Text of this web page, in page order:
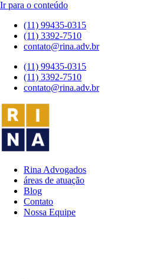
Ir para o conteúdo
(11) 99435-0315
(11) 3392-7510
contato@rina.adv.br
(11) 99435-0315
(11) 3392-7510
contato@rina.adv.br
Rina Advogados
áreas de atuação
Blog
Contato
Nossa Equipe